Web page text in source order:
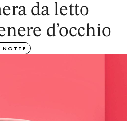
da letto
d’occhio
NOTTE